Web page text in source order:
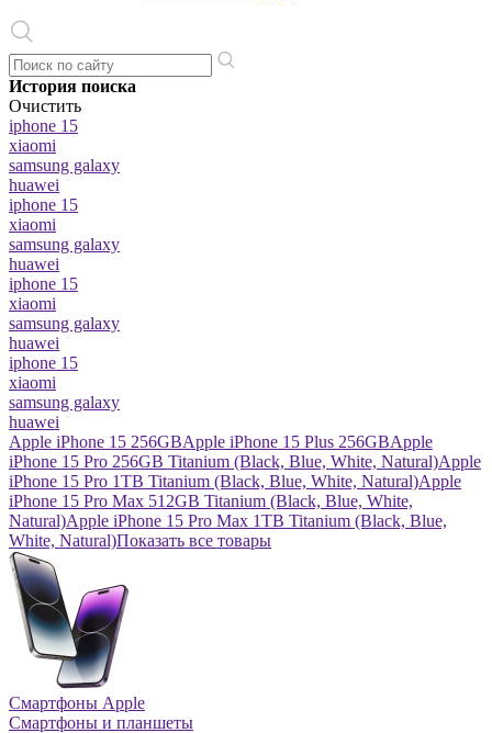
История поиска
Очистить
iphone 15
xiaomi
samsung galaxy
huawei
iphone 15
xiaomi
samsung galaxy
huawei
iphone 15
xiaomi
samsung galaxy
huawei
iphone 15
xiaomi
samsung galaxy
huawei
Apple iPhone 15 256GBApple iPhone 15 Plus 256GBApple
iPhone 15 Pro 256GB Titanium (Black, Blue, White, Natural)Apple
iPhone 15 Pro 1TB Titanium (Black, Blue, White, Natural)Apple
iPhone 15 Pro Max 512GB Titanium (Black, Blue, White,
Natural)Apple iPhone 15 Pro Max 1TB Titanium (Black, Blue,
White, Natural)Показать все товары
Смартфоны Apple
Смартфоны и планшеты